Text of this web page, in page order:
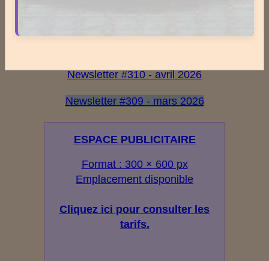
Newsletter #310 - avril 2026
Newsletter #309 - mars 2026
ESPACE PUBLICITAIRE
Format : 300 × 600 px
Emplacement disponible
Cliquez ici pour consulter les
tarifs.